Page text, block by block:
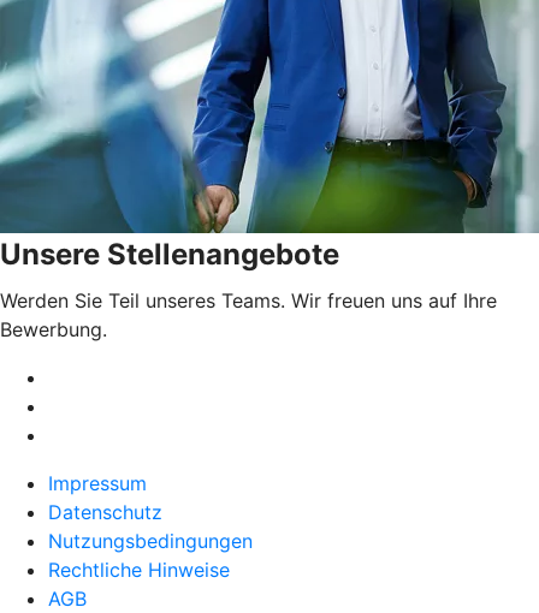
Unsere Stellenangebote
Werden Sie Teil unseres Teams. Wir freuen uns auf Ihre
Bewerbung.
Impressum
Datenschutz
Nutzungsbedingungen
Rechtliche Hinweise
AGB